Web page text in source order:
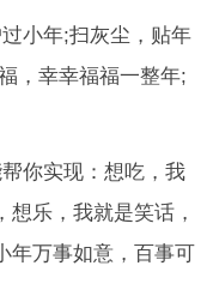
小年;扫灰尘，贴年
，幸幸福福一整年;
你实现：想吃，我
乐，我就是笑话，
年万事如意，百事可